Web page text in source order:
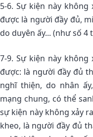
5-6. Sự kiện này không
được là người đầy đủ,
do duyên ấy... (như số 4
7-9. Sự kiện này không
được: là người đầy đủ
nghĩ thiện, do nhân
mạng chung, có thể
sự kiện này không xảy
kheo, là người đầy đủ